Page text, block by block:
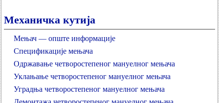
Механичка кутија
Мењач — опште информације
Спецификације мењача
Одржавање четворостепеног мануелног мењача
Уклањање четворостепеног мануелног мењача
Уградња четворостепеног мануелног мењача